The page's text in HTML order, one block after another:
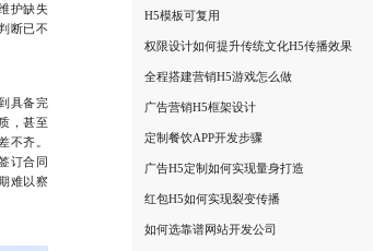
护缺失
断已不
具备完
，甚至
不齐。
订合同
难以察
H5模板可复用
权限设计如何提升传统文化H5传播效果
全程搭建营销H5游戏怎么做
广告营销H5框架设计
定制餐饮APP开发步骤
广告H5定制如何实现量身打造
红包H5如何实现裂变传播
如何选靠谱网站开发公司